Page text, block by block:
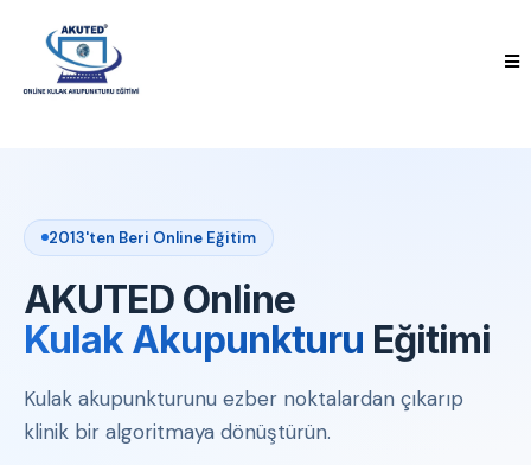
2013'ten Beri Online Eğitim
AKUTED Online
Kulak Akupunkturu Eğitimi
Kulak akupunkturunu ezber noktalardan çıkarıp
klinik bir algoritmaya dönüştürün.